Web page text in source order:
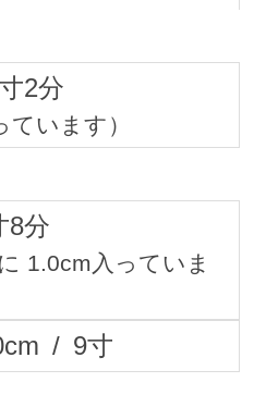
2分
ています）
8分
1.0cm入っていま
cm / 9寸